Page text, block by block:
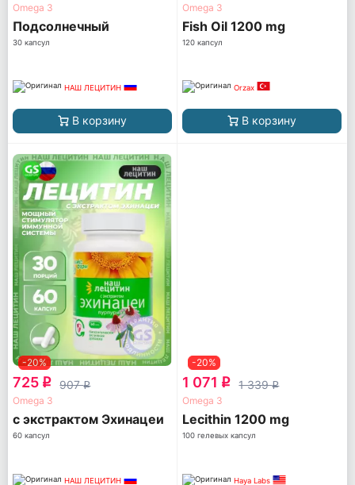
Omega 3
Подсолнечный
30 капсул
НАШ ЛЕЦИТИН
В корзину
Omega 3
Fish Oil 1200 mg
120 капсул
Orzax
В корзину
-20%
725 q 907q
Omega 3
с экстрактом Эхинацеи
60 капсул
НАШ ЛЕЦИТИН
-20%
1 071 q 1 339q
Omega 3
Lecithin 1200 mg
100 гелевых капсул
Haya Labs